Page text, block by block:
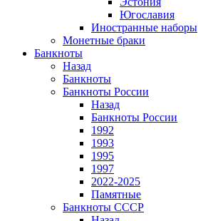
Югославия
Иностранные наборы
Монетные браки
Банкноты
Назад
Банкноты
Банкноты России
Назад
Банкноты России
1992
1993
1995
1997
2022-2025
Памятные
Банкноты СССР